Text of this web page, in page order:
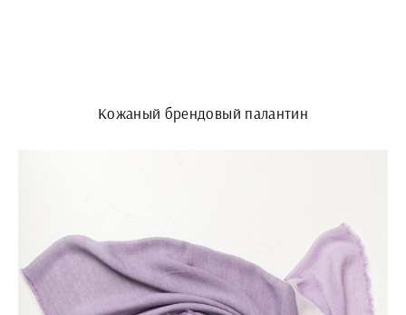
Кожаный брендовый палантин